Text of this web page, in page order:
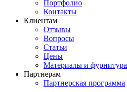
Портфолио
Контакты
Клиентам
Отзывы
Вопросы
Статьи
Цены
Материалы и фурнитура
Партнерам
Партнерская программа